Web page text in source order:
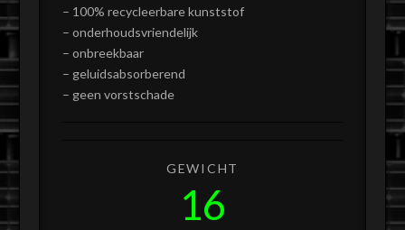
– 100% recycleerbare kunststof
– onderhoudsvriendelijk
– onbreekbaar
– geluidsabsorberend
– geen vorstschade
GEWICHT
16